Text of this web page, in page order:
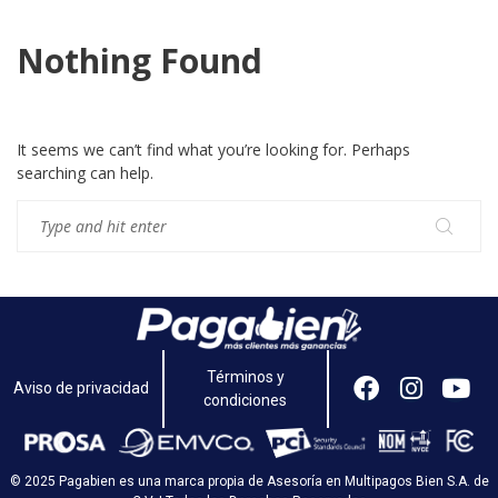
Nothing Found
It seems we can’t find what you’re looking for. Perhaps
searching can help.
Aviso de privacidad
Términos y
condiciones
© 2025 Pagabien es una marca propia de Asesoría en Multipagos Bien S.A. de